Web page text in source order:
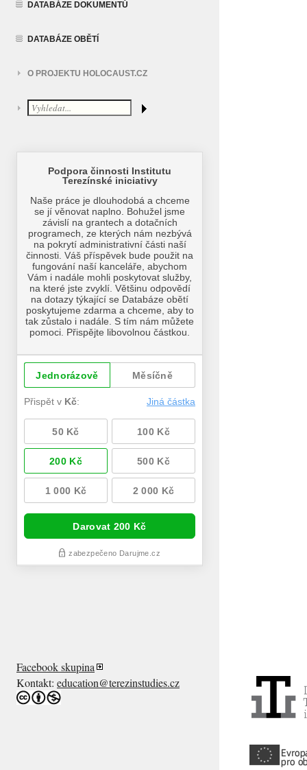
DATABÁZE DOKUMENTŮ
DATABÁZE OBĚTÍ
O PROJEKTU HOLOCAUST.CZ
Facebook skupina
Kontakt: education@terezinstudies.cz